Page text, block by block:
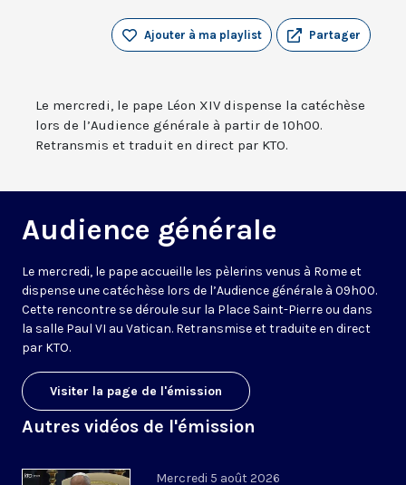
Partager
Ajouter à ma playlist
Le mercredi, le pape Léon XIV dispense la catéchèse
lors de l’Audience générale à partir de 10h00.
Retransmis et traduit en direct par KTO.
Audience générale
Le mercredi, le pape accueille les pèlerins venus à Rome et
dispense une catéchèse lors de l’Audience générale à 09h00.
Cette rencontre se déroule sur la Place Saint-Pierre ou dans
la salle Paul VI au Vatican. Retransmise et traduite en direct
par KTO.
Visiter la page de l'émission
Autres vidéos de l'émission
Mercredi 5 août 2026